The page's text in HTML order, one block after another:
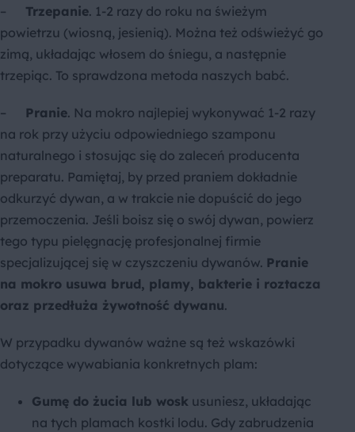
– Trzepanie. 1-2 razy do roku na świeżym
powietrzu (wiosną, jesienią). Można też odświeżyć go
zimą, układając włosem do śniegu, a następnie
trzepiąc. To sprawdzona metoda naszych babć.
– Pranie. Na mokro najlepiej wykonywać 1-2 razy
na rok przy użyciu odpowiedniego szamponu
naturalnego i stosując się do zaleceń producenta
preparatu. Pamiętaj, by przed praniem dokładnie
odkurzyć dywan, a w trakcie nie dopuścić do jego
przemoczenia. Jeśli boisz się o swój dywan, powierz
tego typu pielęgnację profesjonalnej firmie
specjalizującej się w czyszczeniu dywanów. Pranie
na mokro usuwa brud, plamy, bakterie i roztacza
oraz przedłuża żywotność dywanu.
W przypadku dywanów ważne są też wskazówki
dotyczące wywabiania konkretnych plam:
Gumę do żucia lub wosk usuniesz, układając
na tych plamach kostki lodu. Gdy zabrudzenia